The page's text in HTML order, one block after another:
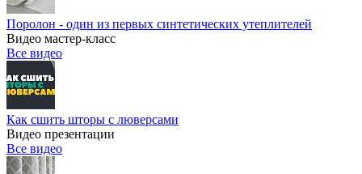
Поролон - один из первых синтетических утеплителей
Видео мастер-класс
Все видео
Как сшить шторы с люверсами
Видео презентации
Все видео